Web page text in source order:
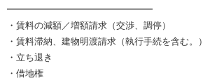
━━━━━━━━━━━━━━━━
・賃料の減額／増額請求（交渉、調停）
・賃料滞納、建物明渡請求（執行手続を含む。）
・立ち退き
・借地権